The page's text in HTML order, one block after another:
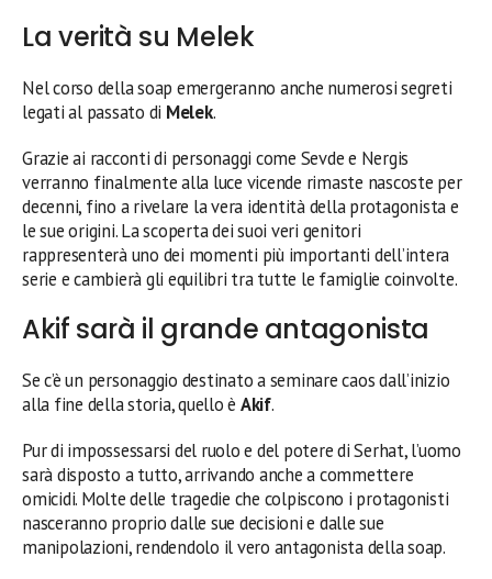
La verità su Melek
Nel corso della soap emergeranno anche numerosi segreti
legati al passato di Melek.
Grazie ai racconti di personaggi come Sevde e Nergis
verranno finalmente alla luce vicende rimaste nascoste per
decenni, fino a rivelare la vera identità della protagonista e
le sue origini. La scoperta dei suoi veri genitori
rappresenterà uno dei momenti più importanti dell’intera
serie e cambierà gli equilibri tra tutte le famiglie coinvolte.
Akif sarà il grande antagonista
Se c’è un personaggio destinato a seminare caos dall’inizio
alla fine della storia, quello è Akif.
Pur di impossessarsi del ruolo e del potere di Serhat, l’uomo
sarà disposto a tutto, arrivando anche a commettere
omicidi. Molte delle tragedie che colpiscono i protagonisti
nasceranno proprio dalle sue decisioni e dalle sue
manipolazioni, rendendolo il vero antagonista della soap.